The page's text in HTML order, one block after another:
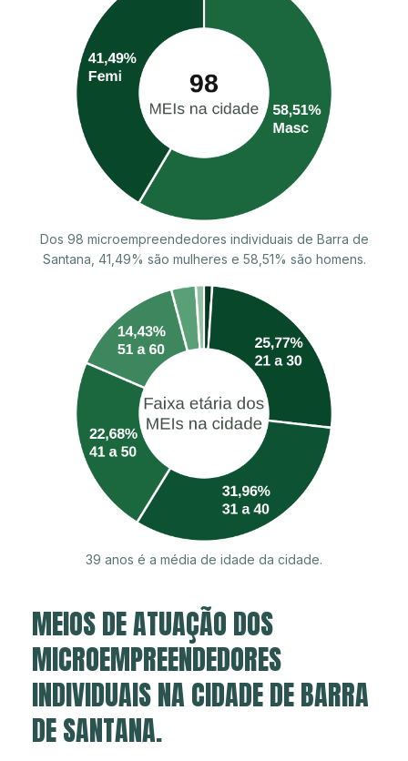
Dos 98 microempreendedores individuais de Barra de
Santana, 41,49% são mulheres e 58,51% são homens.
39 anos é a média de idade da cidade.
MEIOS DE ATUAÇÃO DOS
MICROEMPREENDEDORES
INDIVIDUAIS NA CIDADE DE BARRA
DE SANTANA.